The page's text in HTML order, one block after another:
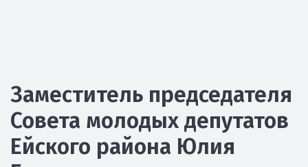
Заместитель председателя
Совета молодых депутатов
Ейского района Юлия